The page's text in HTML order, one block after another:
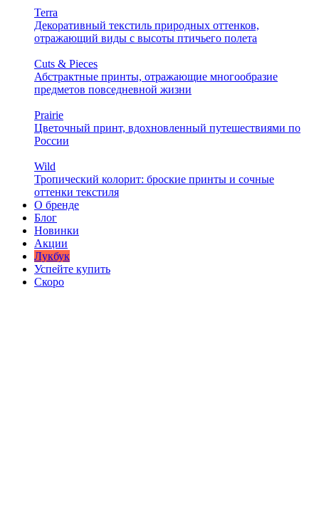
Terra
Декоративный текстиль природных оттенков,
отражающий виды с высоты птичьего полета
Cuts & Pieces
Абстрактные принты, отражающие многообразие
предметов повседневной жизни
Prairie
Цветочный принт, вдохновленный путешествиями по
России
Wild
Тропический колорит: броские принты и сочные
оттенки текстиля
О бренде
Блог
Новинки
Акции
Лукбук
Успейте купить
Скоро